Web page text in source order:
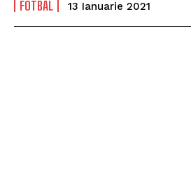
FOTBAL 13 Ianuarie 2021